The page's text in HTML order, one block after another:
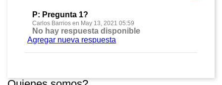
P: Pregunta 1?
Carlos Barrios en May 13, 2021 05:59
No hay respuesta disponible
Agregar nueva respuesta